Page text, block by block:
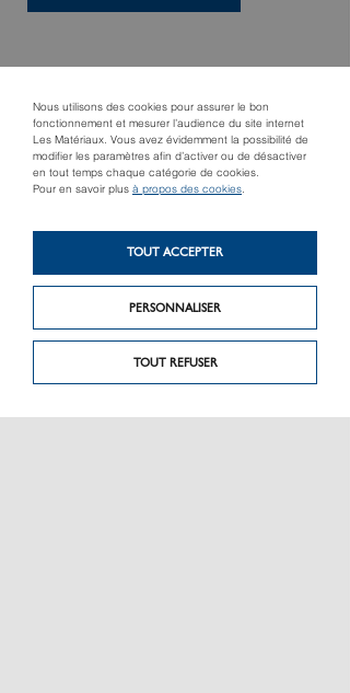
Nous utilisons des cookies pour assurer le bon
fonctionnement et mesurer l’audience du site internet
Les Matériaux. Vous avez évidemment la possibilité de
modifier les paramètres afin d’activer ou de désactiver
en tout temps chaque catégorie de cookies.
Pour en savoir plus à propos des cookies.
TOUT REFUSER
PERSONNALISER
TOUT ACCEPTER
Produit précédent Produit suivant